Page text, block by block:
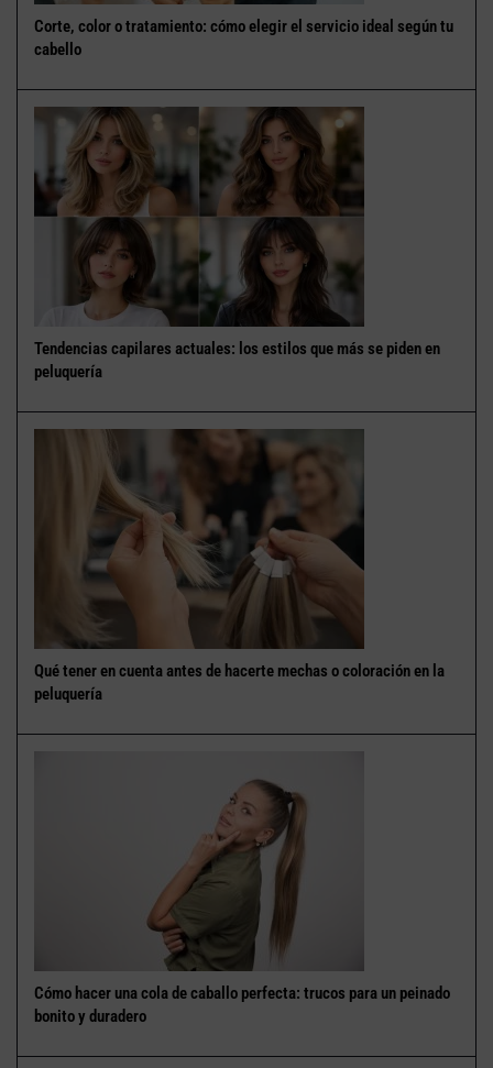
Corte, color o tratamiento: cómo elegir el servicio ideal según tu
cabello
Tendencias capilares actuales: los estilos que más se piden en
peluquería
Qué tener en cuenta antes de hacerte mechas o coloración en la
peluquería
Cómo hacer una cola de caballo perfecta: trucos para un peinado
bonito y duradero